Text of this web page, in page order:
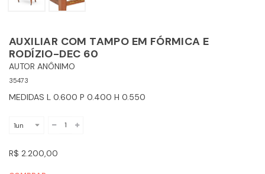
AUXILIAR COM TAMPO EM FÓRMICA E
RODÍZIO-DEC 60
AUTOR ANÔNIMO
35473
MEDIDAS L 0.600 P 0.400 H 0.550
R$ 2.200,00